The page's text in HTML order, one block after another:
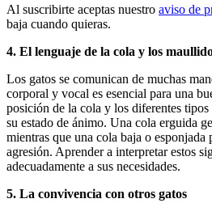
Al suscribirte aceptas nuestro aviso de
baja cuando quieras.
4. El lenguaje de la cola y los
Los gatos se comunican de muchas
corporal y vocal es esencial para una
posición de la cola y los diferentes
su estado de ánimo. Una cola erguida
mientras que una cola baja o esponjada
agresión. Aprender a interpretar estos
adecuadamente a sus necesidades.
5. La convivencia con otros gatos